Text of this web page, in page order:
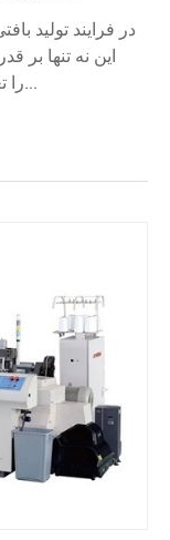
در فرایند تولید
این نه تنها بر
بلکه به طور مستقیماً کیفیت t را تعیین می کند...